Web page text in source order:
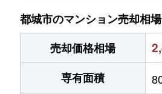
都城市のマンション売却相場
売却価格相場
専有面積